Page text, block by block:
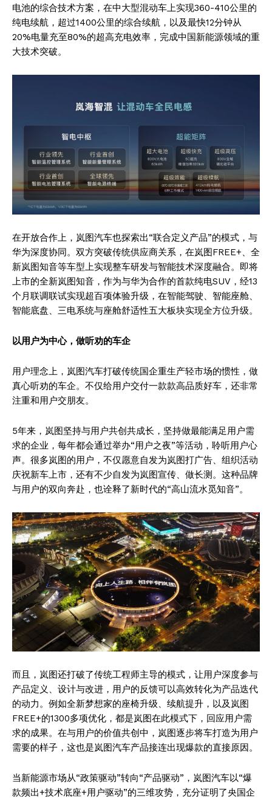
电池的综合技术方案，在中大型混动车上实现360-410公里的
纯电续航，超过1400公里的综合续航，以及最快12分钟从
20%电量充至80%的超高充电效率，完成中国新能源领域的重
大技术突破。
在开放合作上，岚图汽车也探索出“联合定义产品”的模式，与
华为深度协同。双方突破传统供应商关系，在岚图FREE+、全
新岚图知音等车型上实现整车研发与智能技术深度融合。即将
上市的全新岚图知音，作为与华为合作的首款纯电SUV，经13
个月联调联试实现超百项体验升级，在智能驾驶、智能座舱、
智能底盘、三电系统与座舱舒适性五大板块实现全方位升级。
以用户为中心，做听劝的车企
用户理念上，岚图汽车打破传统国企重生产轻市场的惯性，做
真心听劝的车企。不仅给用户交付一款款高品质好车，还非常
注重和用户交朋友。
5年来，岚图坚持与用户共创共成长，坚持做最能满足用户需
求的企业，每年都会通过举办“用户之夜”等活动，聆听用户心
声。很多岚图的用户，不仅愿意自发为岚图打广告、组织活动
庆祝新车上市，还有不少自发为岚图宣传、做长测。这种品牌
与用户的双向奔赴，也诠释了新时代的“高山流水觅知音”。
而且，岚图还打破了传统工程师主导的模式，让用户深度参与
产品定义、设计与改进，用户的反馈可以高效转化为产品迭代
的动力。例如全新梦想家的座椅升级、续航提升，以及岚图
FREE+的1300多项优化，都是岚图在此模式下，回应用户需
求的成果。在与用户的价值共创中，岚图逐步将车打造为用户
需要的样子，这也是岚图汽车产品接连出现爆款的直接原因。
当新能源市场从“政策驱动”转向“产品驱动”，岚图汽车以“爆
款频出+技术底座+用户驱动”的三维攻势，充分证明了央国企